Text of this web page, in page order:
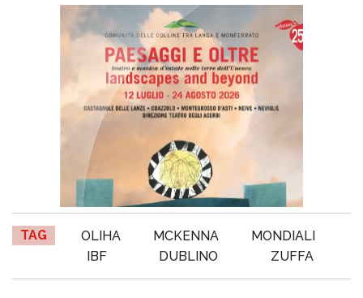
TAG OLIHA MCKENNA
MONDIALI
IBF
DUBLINO ZUFFA